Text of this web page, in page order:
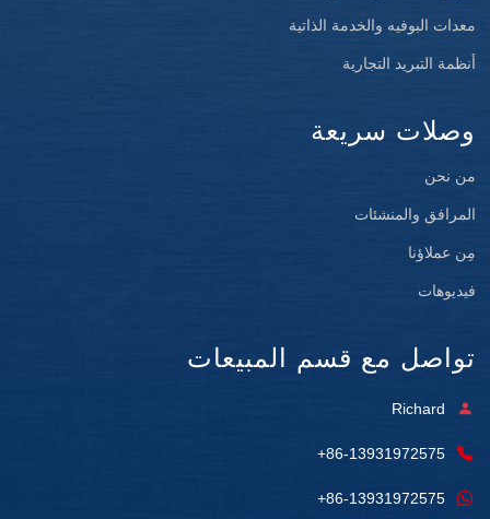
معدات البوفيه والخدمة الذاتية
أنظمة التبريد التجارية
وصلات سريعة
من نحن
المرافق والمنشئات
مِن عملاؤنا
فيديوهات
تواصل مع قسم المبيعات
Richard
+86-13931972575
+86-13931972575